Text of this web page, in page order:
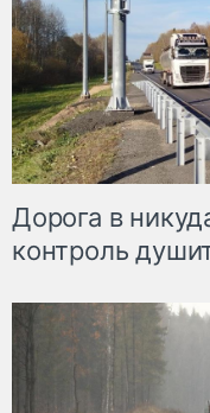
Дорога в
контроль